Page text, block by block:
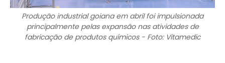
Produção industrial goiana em abril foi impulsionada
principalmente pelas expansão nas atividades de
fabricação de produtos químicos - Foto: Vitamedic